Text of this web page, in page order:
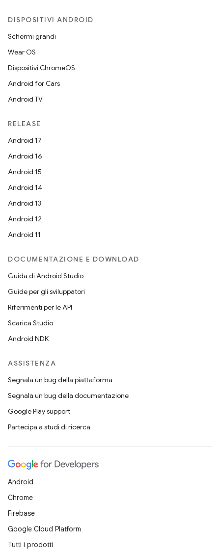
DISPOSITIVI ANDROID
Schermi grandi
Wear OS
Dispositivi ChromeOS
Android for Cars
Android TV
RELEASE
Android 17
Android 16
Android 15
Android 14
Android 13
Android 12
Android 11
DOCUMENTAZIONE E DOWNLOAD
Guida di Android Studio
Guide per gli sviluppatori
Riferimenti per le API
Scarica Studio
Android NDK
ASSISTENZA
Segnala un bug della piattaforma
Segnala un bug della documentazione
Google Play support
Partecipa a studi di ricerca
Android
Chrome
Firebase
Google Cloud Platform
Tutti i prodotti